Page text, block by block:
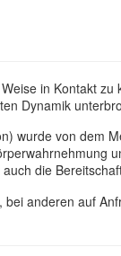
in Kontakt
Dynamik
wurde von dem
die
bei anderen auf